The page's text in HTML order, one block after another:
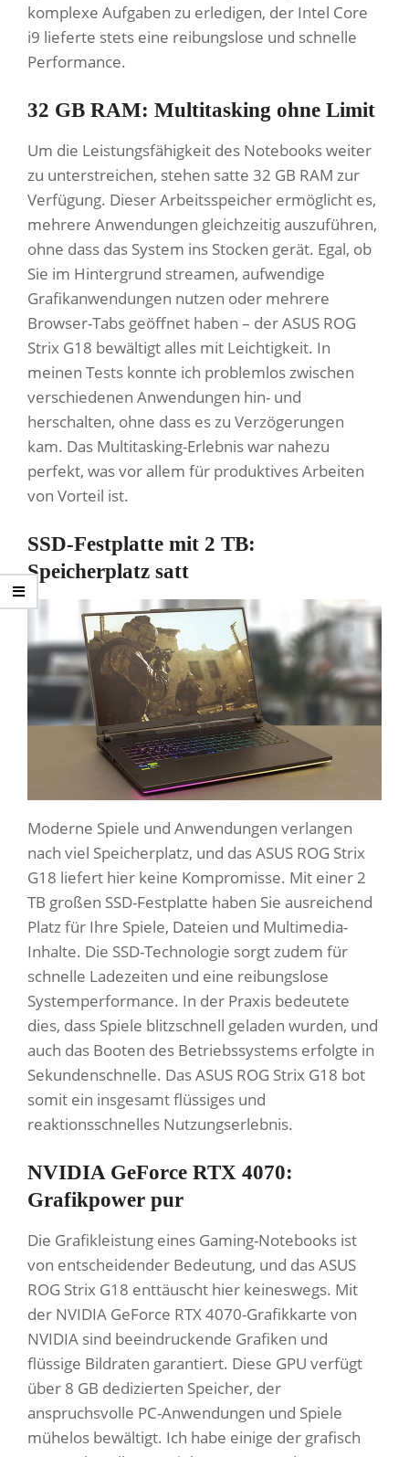
komplexe Aufgaben zu erledigen, der Intel Core
i9 lieferte stets eine reibungslose und schnelle
Performance.
32 GB RAM: Multitasking ohne Limit
Um die Leistungsfähigkeit des Notebooks weiter
zu unterstreichen, stehen satte 32 GB RAM zur
Verfügung. Dieser Arbeitsspeicher ermöglicht es,
mehrere Anwendungen gleichzeitig auszuführen,
ohne dass das System ins Stocken gerät. Egal, ob
Sie im Hintergrund streamen, aufwendige
Grafikanwendungen nutzen oder mehrere
Browser-Tabs geöffnet haben – der ASUS ROG
Strix G18 bewältigt alles mit Leichtigkeit. In
meinen Tests konnte ich problemlos zwischen
verschiedenen Anwendungen hin- und
herschalten, ohne dass es zu Verzögerungen
kam. Das Multitasking-Erlebnis war nahezu
perfekt, was vor allem für produktives Arbeiten
von Vorteil ist.
SSD-Festplatte mit 2 TB:
Speicherplatz satt
Moderne Spiele und Anwendungen verlangen
nach viel Speicherplatz, und das ASUS ROG Strix
G18 liefert hier keine Kompromisse. Mit einer 2
TB großen SSD-Festplatte haben Sie ausreichend
Platz für Ihre Spiele, Dateien und Multimedia-
Inhalte. Die SSD-Technologie sorgt zudem für
schnelle Ladezeiten und eine reibungslose
Systemperformance. In der Praxis bedeutete
dies, dass Spiele blitzschnell geladen wurden, und
auch das Booten des Betriebssystems erfolgte in
Sekundenschnelle. Das ASUS ROG Strix G18 bot
somit ein insgesamt flüssiges und
reaktionsschnelles Nutzungserlebnis.
NVIDIA GeForce RTX 4070:
Grafikpower pur
Die Grafikleistung eines Gaming-Notebooks ist
von entscheidender Bedeutung, und das ASUS
ROG Strix G18 enttäuscht hier keineswegs. Mit
der NVIDIA GeForce RTX 4070-Grafikkarte von
NVIDIA sind beeindruckende Grafiken und
flüssige Bildraten garantiert. Diese GPU verfügt
über 8 GB dedizierten Speicher, der
anspruchsvolle PC-Anwendungen und Spiele
mühelos bewältigt. Ich habe einige der grafisch